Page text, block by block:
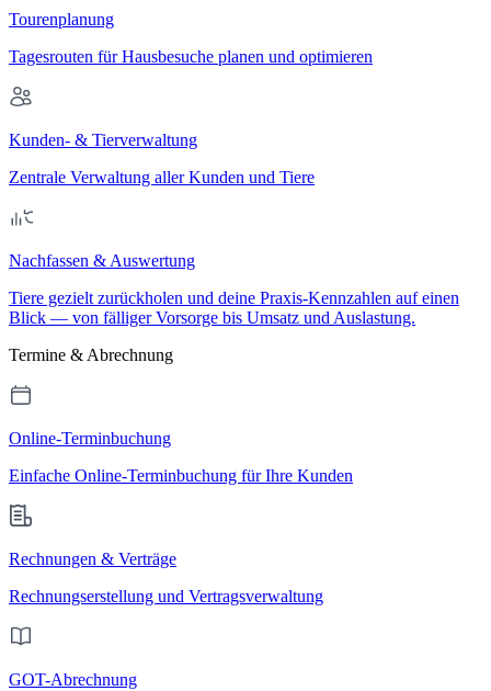
Tourenplanung
Tagesrouten für Hausbesuche planen und optimieren
Kunden- & Tierverwaltung
Zentrale Verwaltung aller Kunden und Tiere
Nachfassen & Auswertung
Tiere gezielt zurückholen und deine Praxis-Kennzahlen auf einen
Blick — von fälliger Vorsorge bis Umsatz und Auslastung.
Termine & Abrechnung
Online-Terminbuchung
Einfache Online-Terminbuchung für Ihre Kunden
Rechnungen & Verträge
Rechnungserstellung und Vertragsverwaltung
GOT-Abrechnung